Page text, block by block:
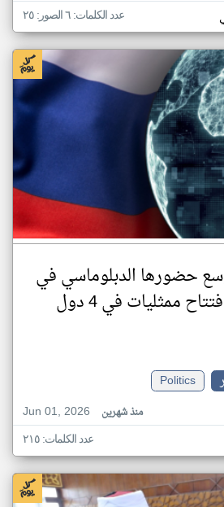
عدد الكلمات: ٦ الصور: ٢٥
حضورها الدبلوماسي في
إفريقيا بافتتاح ممثليات في 4 دول
Politics
Jun 01, 2026
منذ شهرين
عدد الكلمات: ٢١٥